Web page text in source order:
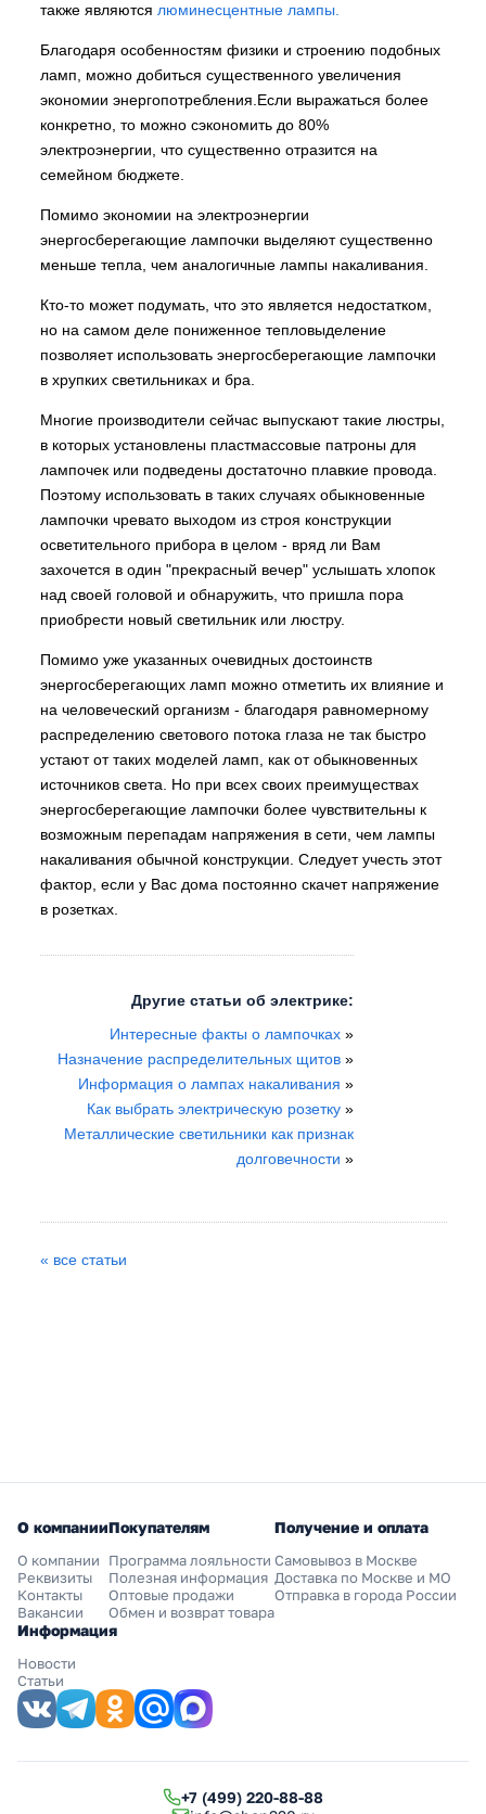
также являются люминесцентные лампы.
Благодаря особенностям физики и строению подобных
ламп, можно добиться существенного увеличения
экономии энергопотребления.Если выражаться более
конкретно, то можно сэкономить до 80%
электроэнергии, что существенно отразится на
семейном бюджете.
Помимо экономии на электроэнергии
энергосберегающие лампочки выделяют существенно
меньше тепла, чем аналогичные лампы накаливания.
Кто-то может подумать, что это является недостатком,
но на самом деле пониженное тепловыделение
позволяет использовать энергосберегающие лампочки
в хрупких светильниках и бра.
Многие производители сейчас выпускают такие люстры,
в которых установлены пластмассовые патроны для
лампочек или подведены достаточно плавкие провода.
Поэтому использовать в таких случаях обыкновенные
лампочки чревато выходом из строя конструкции
осветительного прибора в целом - вряд ли Вам
захочется в один "прекрасный вечер" услышать хлопок
над своей головой и обнаружить, что пришла пора
приобрести новый светильник или люстру.
Помимо уже указанных очевидных достоинств
энергосберегающих ламп можно отметить их влияние и
на человеческий организм - благодаря равномерному
распределению светового потока глаза не так быстро
устают от таких моделей ламп, как от обыкновенных
источников света. Но при всех своих преимуществах
энергосберегающие лампочки более чувствительны к
возможным перепадам напряжения в сети, чем лампы
накаливания обычной конструкции. Следует учесть этот
фактор, если у Вас дома постоянно скачет напряжение
в розетках.
Другие статьи об электрике:
Интересные факты о лампочках »
Назначение распределительных щитов»
Информация о лампах накаливания »
Как выбрать электрическую розетку»
Металлические светильники как признак
долговечности »
« все статьи
О компании
О компании
Реквизиты
Контакты
Вакансии
Покупателям
Программа лояльности
Полезная информация
Оптовые продажи
Обмен и возврат товара
Получение и оплата
Самовывоз в Москве
Доставка по Москве и МО
Отправка в города России
Информация
Новости
Статьи
+7 (499) 220-88-88